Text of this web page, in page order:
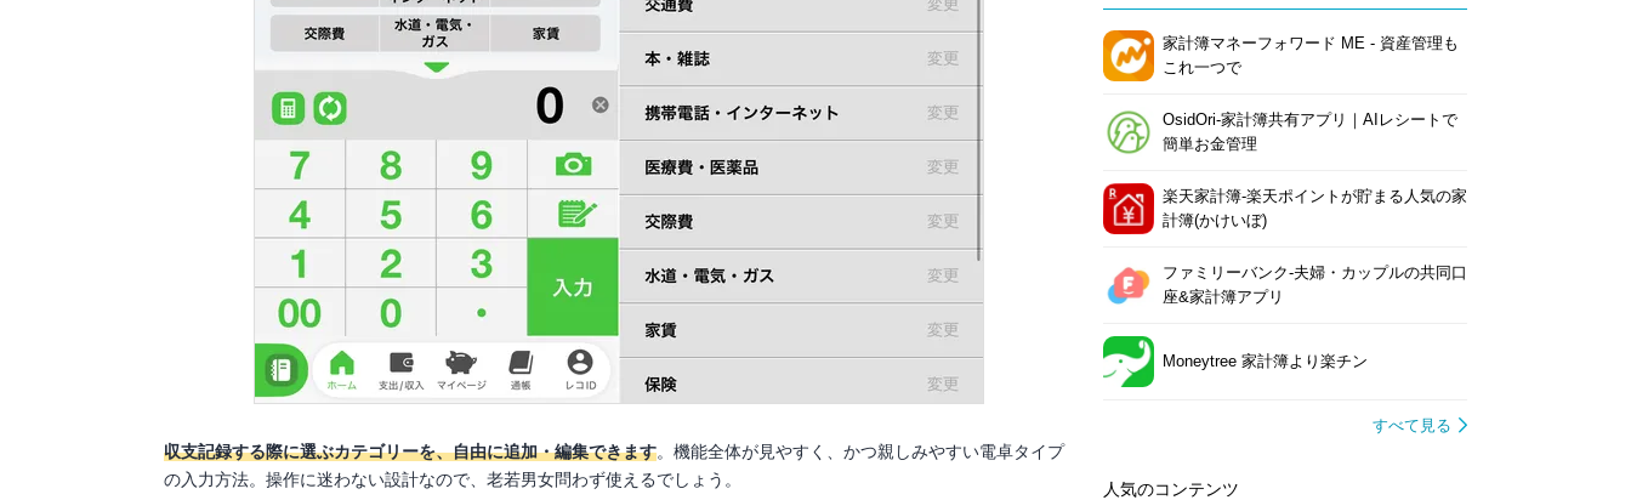
収支記録する際に選ぶカテゴリーを、自由に追加・編集できます。機能全体が見やすく、かつ親しみやすい電卓タイプ
の入力方法。操作に迷わない設計なので、老若男女問わず使えるでしょう。
家計簿マネーフォワード ME - 資産管理も
これ一つで
OsidOri-家計簿共有アプリ｜AIレシートで
簡単お金管理
楽天家計簿-楽天ポイントが貯まる人気の家
計簿(かけいぼ)
ファミリーバンク-夫婦・カップルの共同口
座&家計簿アプリ
Moneytree 家計簿より楽チン
すべて見る
人気のコンテンツ